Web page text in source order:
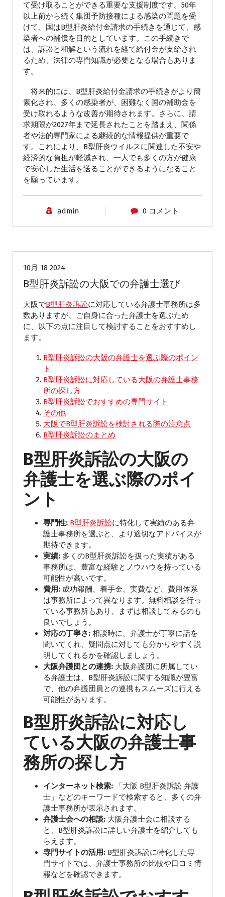
て受け取ることができる重要な支援制度です。50年
以上前から続く集団予防接種による感染の問題を受
けて、国はB型肝炎給付金請求の手続きを通じて、感
染者への補償を目的としています。この手続きで
は、訴訟と和解という流れを経て給付金が支給され
るため、法律の専門知識が必要となる場合もありま
す。
将来的には、B型肝炎給付金請求の手続きがより簡
素化され、多くの感染者が、困難なく国の補助金を
受け取れるような改善が期待されます。さらに、請
求期限が2027年まで延長されたことを踏まえ、関係
者や法的専門家による継続的な情報提供が重要で
す。これにより、B型肝炎ウイルスに関連した不安や
経済的な負担が軽減され、一人でも多くの方が健康
で安心した生活を送ることができるようになること
を願っています。
admin 0 コメント
10月 18 2024
B型肝炎訴訟の大阪での弁護士選び
大阪でB型肝炎訴訟に対応している弁護士事務所は多
数ありますが、ご自身に合った弁護士を選ぶため
に、以下の点に注目して検討することをおすすめし
ます。
B型肝炎訴訟の大阪の弁護士を選ぶ際のポイン
ト
B型肝炎訴訟に対応している大阪の弁護士事務
所の探し方
B型肝炎訴訟でおすすめの専門サイト
その他
大阪でB型肝炎訴訟を検討される際の注意点
B型肝炎訴訟のまとめ
B型肝炎訴訟の大阪の
弁護士を選ぶ際のポイ
ント
専門性: B型肝炎訴訟に特化して実績のある弁
護士事務所を選ぶと、より適切なアドバイスが
期待できます。
実績: 多くのB型肝炎訴訟を扱った実績がある
事務所は、豊富な経験とノウハウを持っている
可能性が高いです。
費用: 成功報酬、着手金、実費など、費用体系
は事務所によって異なります。無料相談を行っ
ている事務所もあり、まずは相談してみるのも
良いでしょう。
対応の丁寧さ: 相談時に、弁護士が丁寧に話を
聞いてくれ、疑問点に対しても分かりやすく説
明してくれるかを確認しましょう。
大阪弁護団との連携: 大阪弁護団に所属してい
る弁護士は、B型肝炎訴訟に関する知識が豊富
で、他の弁護団員との連携もスムーズに行える
可能性があります。
B型肝炎訴訟に対応し
ている大阪の弁護士事
務所の探し方
インターネット検索: 「大阪 B型肝炎訴訟 弁護
士」などのキーワードで検索すると、多くの弁
護士事務所が表示されます。
弁護士会への相談: 大阪弁護士会に相談する
と、B型肝炎訴訟に詳しい弁護士を紹介しても
らえます。
専門サイトの活用: B型肝炎訴訟に特化した専
門サイトでは、弁護士事務所の比較や口コミ情
報などを確認できます。